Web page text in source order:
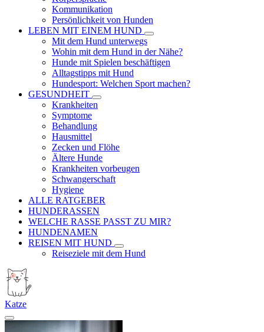
Kommunikation
Persönlichkeit von Hunden
LEBEN MIT EINEM HUND
Mit dem Hund unterwegs
Wohin mit dem Hund in der Nähe?
Hunde mit Spielen beschäftigen
Alltagstipps mit Hund
Hundesport: Welchen Sport machen?
GESUNDHEIT
Krankheiten
Symptome
Behandlung
Hausmittel
Zecken und Flöhe
Ältere Hunde
Krankheiten vorbeugen
Schwangerschaft
Hygiene
ALLE RATGEBER
HUNDERASSEN
WELCHE RASSE PASST ZU MIR?
HUNDENAMEN
REISEN MIT HUND
Reiseziele mit dem Hund
Katze